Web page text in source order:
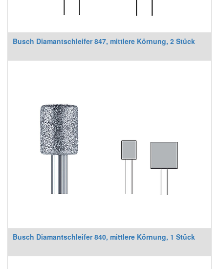
Busch Diamantschleifer 847, mittlere Körnung, 2 Stück
Busch Diamantschleifer 840, mittlere Körnung, 1 Stück